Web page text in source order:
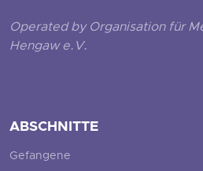
Operated by Organisation für
Hengaw e.V.
ABSCHNITTE
Gefangene